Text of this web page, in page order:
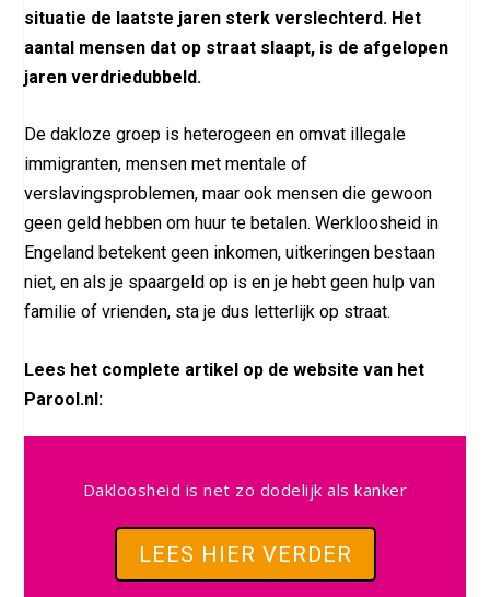
situatie de laatste jaren sterk verslechterd. Het
aantal mensen dat op straat slaapt, is de afgelopen
jaren verdriedubbeld.
De dakloze groep is heterogeen en omvat illegale
immigranten, mensen met mentale of
verslavingsproblemen, maar ook mensen die gewoon
geen geld hebben om huur te betalen. Werkloosheid in
Engeland betekent geen inkomen, uitkeringen bestaan
niet, en als je spaargeld op is en je hebt geen hulp van
familie of vrienden, sta je dus letterlijk op straat.
Lees het complete artikel op de website van het
Parool.nl:
Dakloosheid is net zo dodelijk als kanker
LEES HIER VERDER